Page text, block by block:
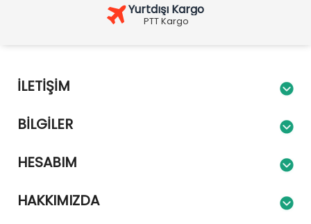
Yurtdışı Kargo
PTT Kargo
İLETIŞIM
BILGILER
HESABIM
HAKKIMIZDA